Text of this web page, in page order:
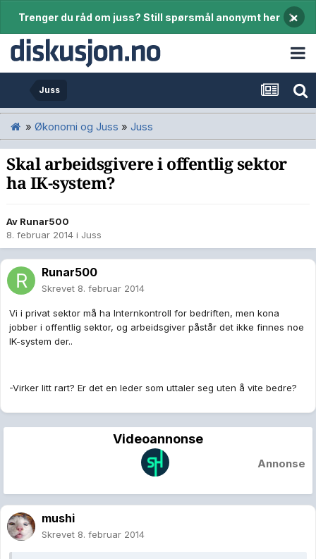
Trenger du råd om juss? Still spørsmål anonymt her ×
Juss
» Økonomi og Juss » Juss
Skal arbeidsgivere i offentlig sektor
ha IK-system?
Av Runar500
8. februar 2014 i Juss
Runar500
Skrevet 8. februar 2014
Vi i privat sektor må ha Internkontroll for bedriften, men kona
jobber i offentlig sektor, og arbeidsgiver påstår det ikke finnes noe
IK-system der..
-Virker litt rart? Er det en leder som uttaler seg uten å vite bedre?
Videoannonse
Annonse
mushi
Skrevet 8. februar 2014